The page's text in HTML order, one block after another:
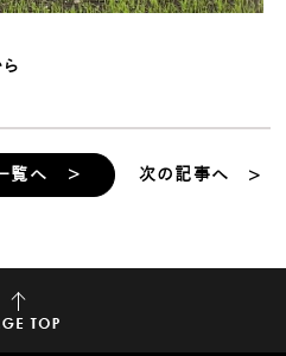
覧へ ＞ 次の記事へ >